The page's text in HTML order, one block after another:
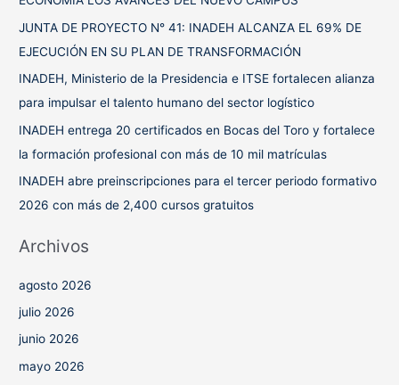
:
JUNTA DE PROYECTO N° 41: INADEH ALCANZA EL 69% DE
EJECUCIÓN EN SU PLAN DE TRANSFORMACIÓN
INADEH, Ministerio de la Presidencia e ITSE fortalecen alianza
para impulsar el talento humano del sector logístico
INADEH entrega 20 certificados en Bocas del Toro y fortalece
la formación profesional con más de 10 mil matrículas
INADEH abre preinscripciones para el tercer periodo formativo
2026 con más de 2,400 cursos gratuitos
Archivos
agosto 2026
julio 2026
junio 2026
mayo 2026